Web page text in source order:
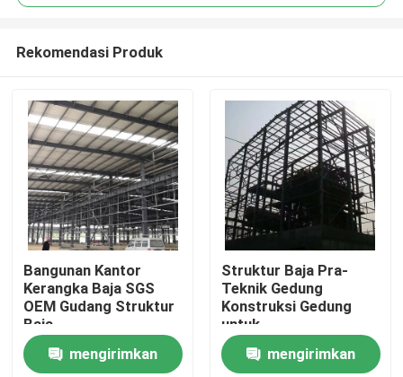
Produk
Tentang Kami
Rekomendasi Produk
Bangunan Kantor
Kerangka Baja SGS
OEM Gudang Struktur
Baja
mengirimkan
Struktur Baja Pra-
Teknik Gedung
Konstruksi Gedung
untuk
Gudang/Lokakarya
mengirimkan